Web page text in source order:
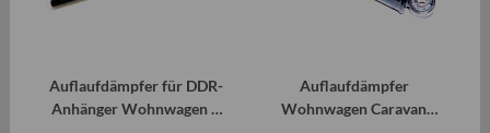
Auflaufdämpfer für DDR-
Anhänger Wohnwagen z.
Auflaufdämpfer
Wohnwagen Caravan